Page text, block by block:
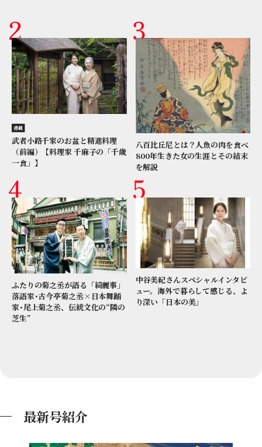
連載
武者小路千家のお盆と精進料理
（前編）【料理家 千麻子の「千歳
一食」】
八百比丘尼とは？人魚の肉を食べ
800年生きた女の生涯とその結末
を解説
ふたりの菊之丞が語る「綺麗事」
落語家･古今亭菊之丞×日本舞踊
家･尾上菊之丞、伝統文化の“隣の
芝生”
中谷美紀さんスペシャルインタビ
ュー。海外で暮らして感じる、よ
り深い「日本の美」
最新号紹介